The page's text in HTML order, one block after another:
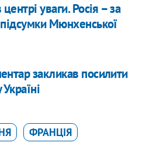
уваги. Росія – за
Мюнхенської
закликав посилити
ФРАНЦІЯ